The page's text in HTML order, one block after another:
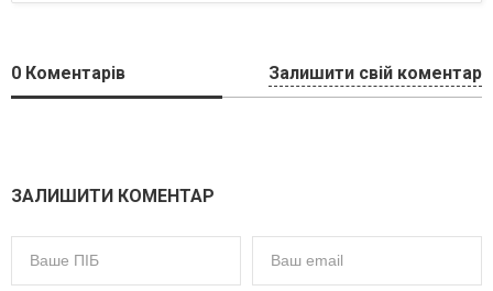
0 Коментарів Залишити свій коментар
ЗАЛИШИТИ КОМЕНТАР